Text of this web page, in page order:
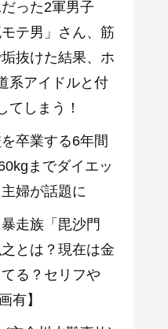
った2軍男子
モテ男」さん、筋
抜けた結果、ホ
系アイドルと付
てしまう！
卒業する6年間
までダイエッ
婦が話題に
走族「毘沙門
とは？現在は金
る？セリフや
有】